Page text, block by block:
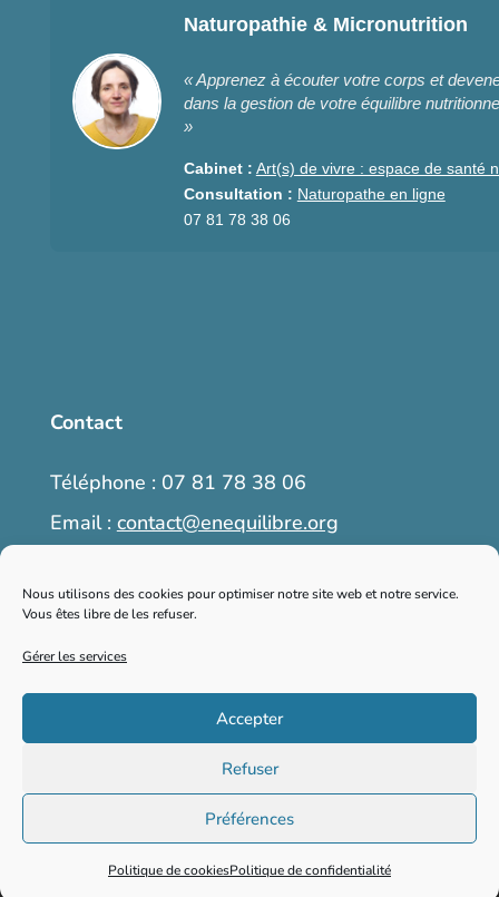
Nous utilisons des cookies pour optimiser notre site web et notre service.
Vous êtes libre de les refuser.
Gérer les services
Accepter
Refuser
Préférences
Politique de cookiesPolitique de confidentialité
Naturopathie & Micronutrition
« Apprenez à écouter votre corps et
dans la gestion de votre équilibre
»
Cabinet : Art(s) de vivre : espace de santé
Consultation : Naturopathe en ligne
07 81 78 38 06
Contact
Téléphone : 07 81 78 38 06
Email : contact@enequilibre.org
Prendre rendez-vous
2026 © enequilibre.org – Tous droits
réservés